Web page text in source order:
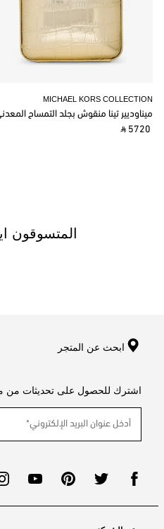
MICHAEL KORS COLLECTION
ميناوديير تينا منقوش بجلد التمساح
‎ ⃁ 5720 ‎
المتسوقون
ابحث عن المتجر
اشترك للحصول على تحديثات من